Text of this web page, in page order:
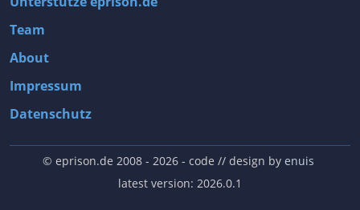
Team
About
Impressum
Datenschutz
© eprison.de 2008 - 2026- code // design by enuis
latest version: 2026.0.1